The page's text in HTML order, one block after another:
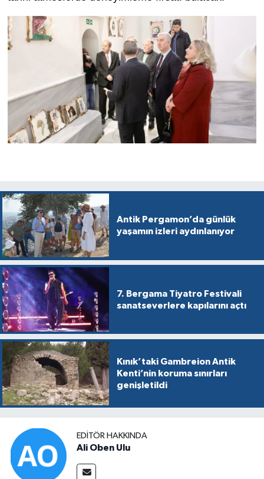
Antik Pergamon’da günlük
yaşamın izleri aydınlanıyor
7. Bergama Tiyatro Festivali
sanatseverlere kapılarını açtı
Kınık’taki Gambreion Antik
Kenti’nin koruma sınırları
genişletildi
EDITÖR HAKKINDA
Ali Oben Ulu